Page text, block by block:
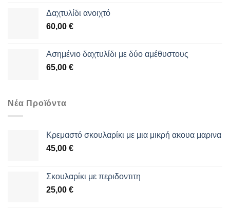
Δαχτυλίδι ανοιχτό
60,00 €
Aσημένιο δαχτυλίδι με δύο αμέθυστους
65,00 €
Νέα Προϊόντα
Κρεμαστό σκουλαρίκι με μια μικρή ακουα μαρινα
45,00 €
Σκουλαρίκι με περιδοντιτη
25,00 €